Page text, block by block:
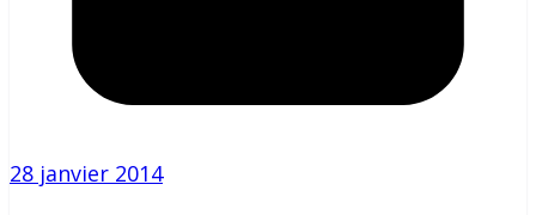
28 janvier 2014